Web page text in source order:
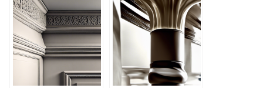
ремонта и
строительства
получить допуск
на строительные
работы